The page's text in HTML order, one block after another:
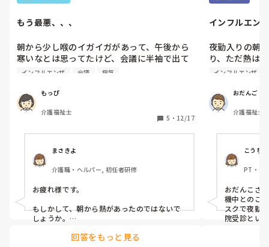
もう最悪、、、
朝から少し喉のイガイガがあって、午後から
寒いなとは思ってたけど、会議に半袖で出て
動いてないからかなって思ったけど、帰って
査して陰性だったけど熱出てすぐした検査だ
から確証はないよね...
顔面神経麻痺で1週間休んで、もしインフルだ
ったらまた1週間近く休まないといけない。
職場に出す顔がないわ😭😭😭
そして、また親に色々言われるわ。日頃から
運動しないからって。
有給もどんどん減っていっちゃうし、1月の
ライブもまた余計に行きにくくなっちゃっ
た。でも、もう振り込んでしまったから行か
ないわけにもいかない。行っても許されるだ
インフルエンザ 会議 病気
もっぴ
介護福祉士
5 ・ 12/17
まさきよ
介護職・ヘルパー, 初任者研修
お疲れ様です。
もしかして、朝から熱があったのではないで
しょうか。
モッピさんは休みたくて休んでいるわけでは
回答をもっと見る
インフルエン
夜勤入りの朝
り、ただ熱は
出勤し、念の
り、すぐに病
ザ陽性。
それから出勤
中。
幸い利用者様
事。
皆さんも気を
インフルエンザ
おだんご
介護福祉士,
こうち
PT・
おだんこさ
機中とのこ
スクで夜勤
院受診とい